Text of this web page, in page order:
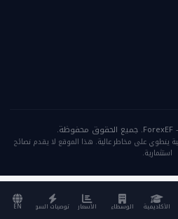
ينطوي على مخاطر عالية. هذا الموقع لا يقدم نصائح
استثمارية.
الأكاديمية الوسطاء الأسعار توصيات السوق EN